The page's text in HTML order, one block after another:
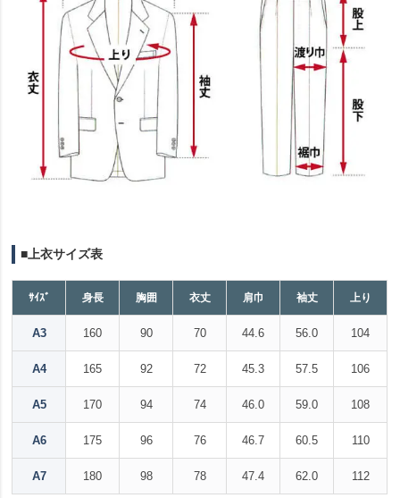
■上衣サイズ表
ｻｲｽﾞ 身長 胸囲 衣丈 肩巾 袖丈 上り
A3 160 90 70 44.6 56.0 104
A4 165 92 72 45.3 57.5 106
A5 170 94 74 46.0 59.0 108
A6 175 96 76 46.7 60.5 110
A7 180 98 78 47.4 62.0 112